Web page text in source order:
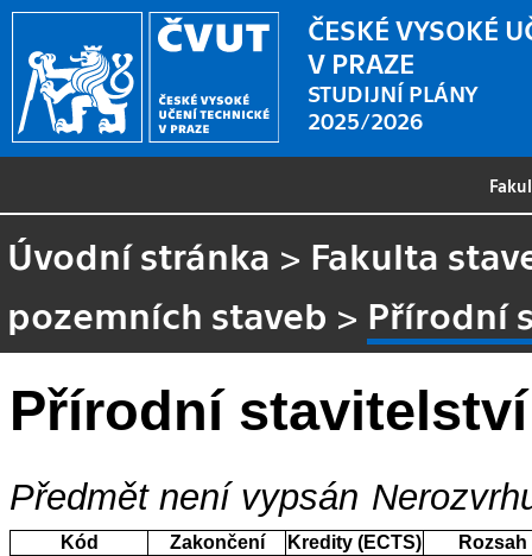
ČESKÉ VYSOKÉ
V PRAZE
STUDIJNÍ PLÁNY
2025/2026
Úvodní stránka > Fakulta
pozemních staveb > Přírodní
Přírodní
Předmět není vypsán
Kód Zakončení Kredity (ECTS)
Rozsah